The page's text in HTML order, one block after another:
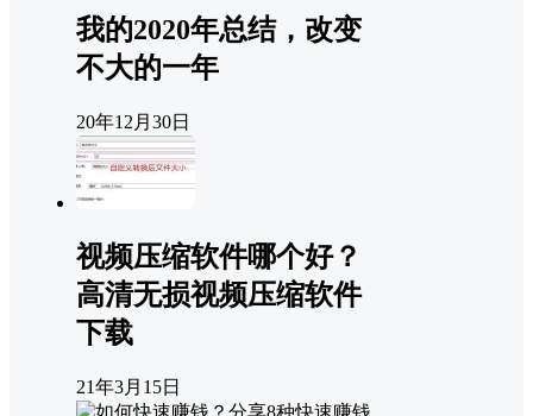
我的2020年总结，改变
不大的一年
20年12月30日
视频压缩软件哪个好？
高清无损视频压缩软件
下载
21年3月15日